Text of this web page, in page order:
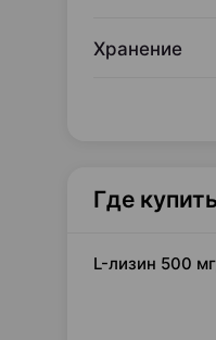
Хранение
Где купить
L-лизин 500